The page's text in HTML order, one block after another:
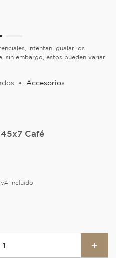
intentan igualar los
sin embargo, estos pueden variar
Accesorios
Café
incluido
＋